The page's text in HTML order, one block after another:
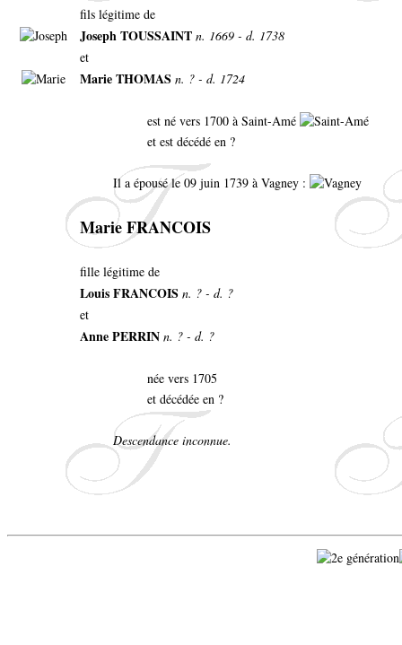
fils légitime de
Joseph TOUSSAINT n. 1669 - d. 1738
et
Marie THOMAS n. ? - d. 1724
est né vers 1700 à Saint-Amé
et est décédé en ?
Il a épousé le 09 juin 1739 à Vagney :
Marie FRANCOIS
fille légitime de
Louis FRANCOIS n. ? - d. ?
et
Anne PERRIN n. ? - d. ?
née vers 1705
et décédée en ?
Descendance inconnue.